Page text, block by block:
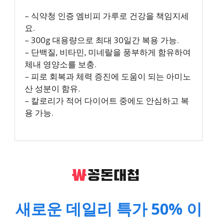
– 식약청 인증 엠비피 가루로 건강을 책임지세
요.
– 300g 대용량으로 최대 30일간 복용 가능.
– 단백질, 비타민, 미네랄을 풍부하게 함유하여
체내 영양소를 보충.
– 피로 회복과 체력 증진에 도움이 되는 아미노
산 성분이 함유.
– 칼로리가 적어 다이어트 중에도 안심하고 복
용 가능.
새로운 데일리 특가 50% 이